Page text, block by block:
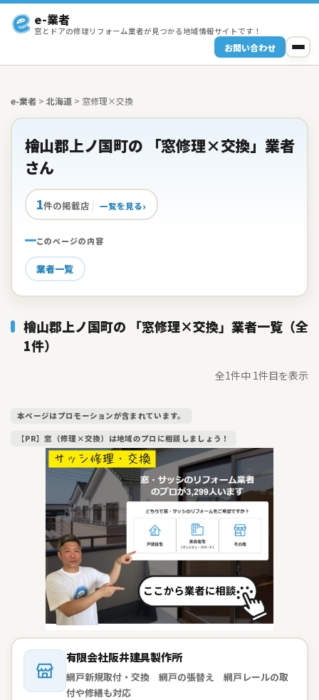
e-業者
窓とドアの修理リフォーム業者が見つかる地域情報サイトです！
お問い合わせ
e-業者 > 北海道 > 窓修理×交換
檜山郡上ノ国町の 「窓修理×交換」業者
さん
1件の掲載店 一覧を見る
このページの内容
業者一覧
檜山郡上ノ国町の 「窓修理×交換」業者一覧（全
1件）
全1件中 1件目を表示
本ページはプロモーションが含まれています。
【PR】窓（修理×交換）は地域のプロに相談しましょう！
会社名：
有限会社阪井建具製作所
網戸新規取付・交換 網戸の張替え 網戸レールの取
付や修繕も対応